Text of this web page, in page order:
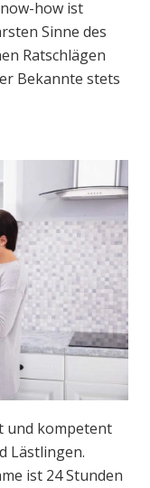
how ist
Sinne des
Ratschlägen
Bekannte stets
und kompetent
Lästlingen.